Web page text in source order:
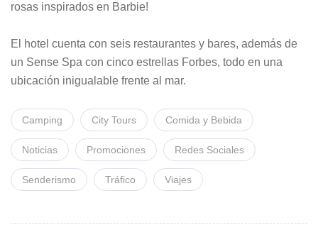
rosas inspirados en Barbie!
El hotel cuenta con seis restaurantes y bares, además de
un Sense Spa con cinco estrellas Forbes, todo en una
ubicación inigualable frente al mar.
Camping City Tours Comida y Bebida
Noticias Promociones Redes Sociales
Senderismo Tráfico Viajes